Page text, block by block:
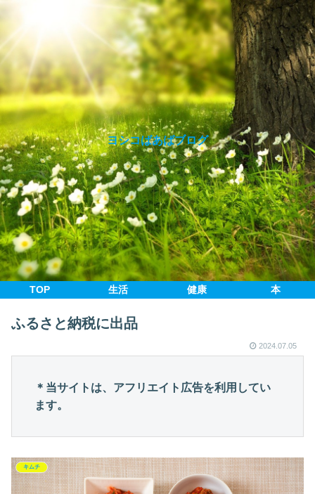
ヨシコばあばブログ
TOP 生活 健康 本
ふるさと納税に出品
2024.07.05
＊当サイトは、アフリエイト広告を利用してい
ます。
キムチ